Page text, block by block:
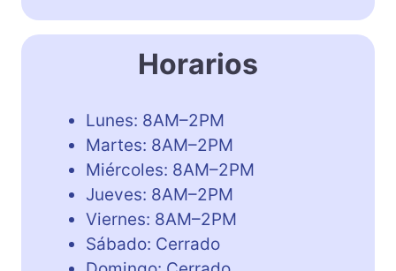
Horarios
Lunes: 8AM–2PM
Martes: 8AM–2PM
Miércoles: 8AM–2PM
Jueves: 8AM–2PM
Viernes: 8AM–2PM
Sábado: Cerrado